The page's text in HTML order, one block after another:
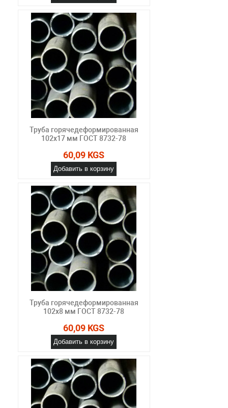
Труба горячедеформированная
102х17 мм ГОСТ 8732-78
60,09 KGS
Добавить в корзину
Труба горячедеформированная
102х8 мм ГОСТ 8732-78
60,09 KGS
Добавить в корзину